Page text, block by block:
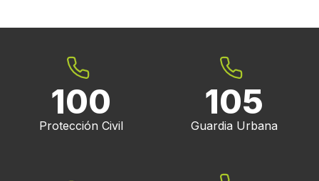
100
Protección Civil
105
Guardia Urbana